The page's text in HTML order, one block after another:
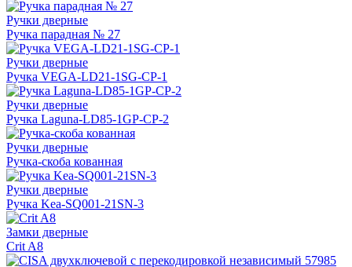
Ручки дверные
Ручка парадная № 27
Ручки дверные
Ручка VEGA-LD21-1SG-CP-1
Ручки дверные
Ручка Laguna-LD85-1GP-CP-2
Ручки дверные
Ручка-скоба кованная
Ручки дверные
Ручка Kea-SQ001-21SN-3
Замки дверные
Crit A8